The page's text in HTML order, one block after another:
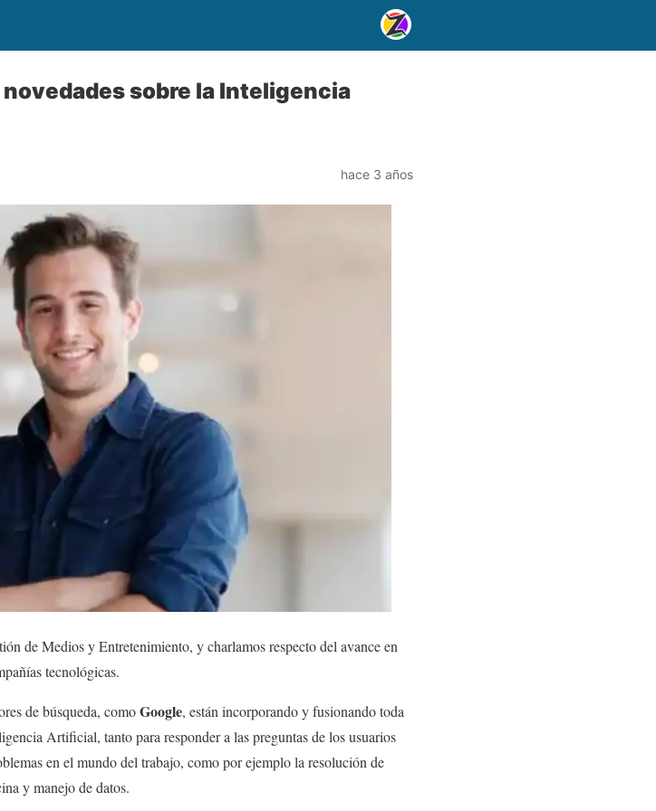
sobre la Inteligencia
hace 3 años
de Medios y Entretenimiento, y charlamos respecto del avance en
tecnológicas.
de búsqueda, comoGoogle, están incorporando y fusionando toda
Artificial, tanto para responder a las preguntas de los usuarios
en el mundo del trabajo, como por ejemplo la resolución de
y manejo de datos.